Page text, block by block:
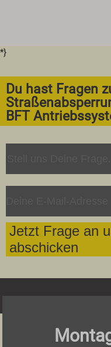
*}
Du hast Fragen
BFT
Jetzt Frage an
abschicken